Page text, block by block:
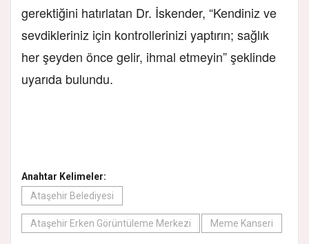
gerektiğini hatırlatan Dr. İskender, “Kendiniz ve
sevdikleriniz için kontrollerinizi yaptırın; sağlık
her şeyden önce gelir, ihmal etmeyin” şeklinde
uyarıda bulundu.
Anahtar Kelimeler:
Ataşehir Belediyesi
Ataşehir Erken Görüntüleme Merkezi Meme Kanseri